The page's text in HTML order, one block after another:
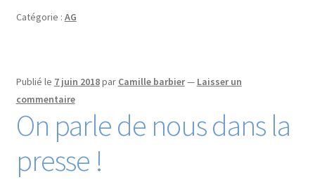
Catégorie : AG
Publié le 7 juin 2018par Camille barbier— Laisser un
commentaire
On parle de nous dans la
presse !